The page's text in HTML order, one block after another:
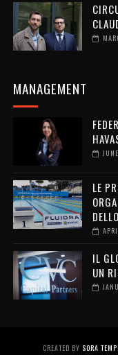
MANAGEMENT
LE
IL
UN
CREATED BY SORA